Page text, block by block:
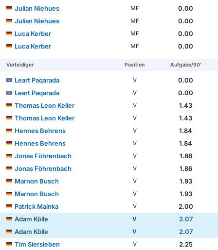
Julian Niehues
MF
0.00
Julian Niehues
MF
0.00
Luca Kerber
MF
0.00
Luca Kerber
MF 0.00
Verteidiger Position Aufgabe/90'
Leart Paqarada V
0.00
Leart Paqarada
V
0.00
Thomas Leon Keller
V
1.43
Thomas Leon Keller
V
1.43
Hennes Behrens
V
1.84
Hennes Behrens
V
1.84
Jonas Föhrenbach
V
1.86
Jonas Föhrenbach
V
1.86
Marnon Busch
V
1.93
Marnon Busch
V
1.93
Patrick Mainka
V
2.00
Adam Kölle
V
2.07
Adam Kölle
V
2.07
Tim Siersleben
V
2.25